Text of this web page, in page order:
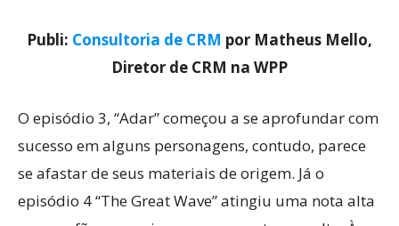
Publi: Consultoria de CRM por Matheus Mello,
Diretor de CRM na WPP
O episódio 3, “Adar” começou a se aprofundar com
sucesso em alguns personagens, contudo, parece
se afastar de seus materiais de origem. Já o
episódio 4 “The Great Wave” atingiu uma nota alta